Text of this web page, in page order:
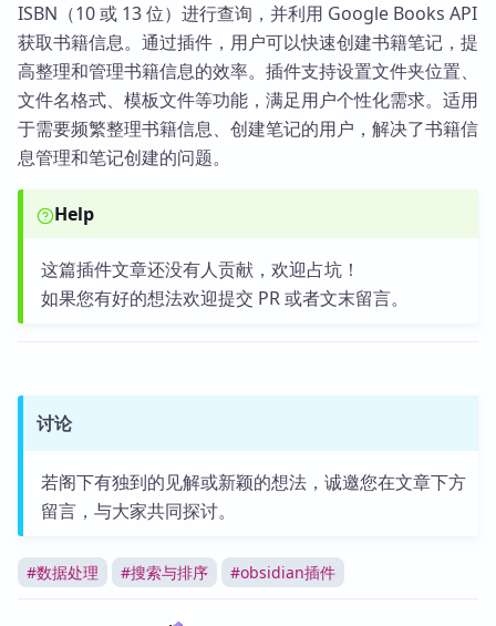
ISBN（10 或 13 位）进行查询，并利用 Google Books API
获取书籍信息。通过插件，用户可以快速创建书籍笔记，提
高整理和管理书籍信息的效率。插件支持设置文件夹位置、
文件名格式、模板文件等功能，满足用户个性化需求。适用
于需要频繁整理书籍信息、创建笔记的用户，解决了书籍信
息管理和笔记创建的问题。
Help
这篇插件文章还没有人贡献，欢迎占坑！
如果您有好的想法欢迎提交 PR 或者文末留言。
讨论
若阁下有独到的见解或新颖的想法，诚邀您在文章下方
留言，与大家共同探讨。
#数据处理 #搜索与排序 #obsidian插件